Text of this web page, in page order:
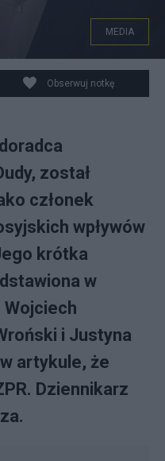
MEDIA
Obserwuj notkę
został
członek
wpływów
krótka
w
Wojciech
i Justyna
artykule, że
Dziennikarz